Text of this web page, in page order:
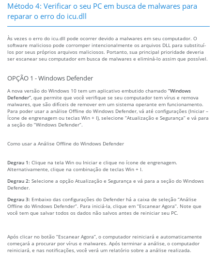
Método 4: Verificar o seu PC em busca de malwares para
reparar o erro do icu.dll
Às vezes o erro do icu.dll pode ocorrer devido a malwares em seu computador. O
software malicioso pode corromper intencionalmente os arquivos DLL para substituí-
los por seus próprios arquivos maliciosos. Portanto, sua principal prioridade deveria
ser escanear seu computador em busca de malwares e eliminá-lo assim que possível.
OPÇÃO 1 - Windows Defender
A nova versão do Windows 10 tem um aplicativo embutido chamado “Windows
Defender” , que permite que você verifique se seu computador tem vírus e remova
malwares, que são difíceis de remover em um sistema operante em funcionamento.
Para poder usar a análise Offline do Windows Defender, vá até configurações (Iniciar –
Ícone de engrenagem ou teclas Win + I), selecione “Atualização e Segurança” e vá para
a seção do “Windows Defender”.
Como usar a Análise Offline do Windows Defender
Degrau 1: Clique na tela Win ou Iniciar e clique no ícone de engrenagem.
Alternativamente, clique na combinação de teclas Win + I.
Degrau 2: Selecione a opção Atualização e Segurança e vá para a seção do Windows
Defender.
Degrau 3: Embaixo das configurações do Defender há a caixa de seleção “Análise
Offline do Windows Defender”. Para iniciá-la, clique em “Escanear Agora”. Note que
você tem que salvar todos os dados não salvos antes de reiniciar seu PC.
Após clicar no botão “Escanear Agora”, o computador reiniciará e automaticamente
começará a procurar por vírus e malwares. Após terminar a análise, o computador
reiniciará, e nas notificações, você verá um relatório sobre a análise realizada.